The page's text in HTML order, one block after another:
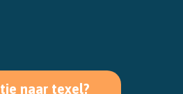
naar texel?